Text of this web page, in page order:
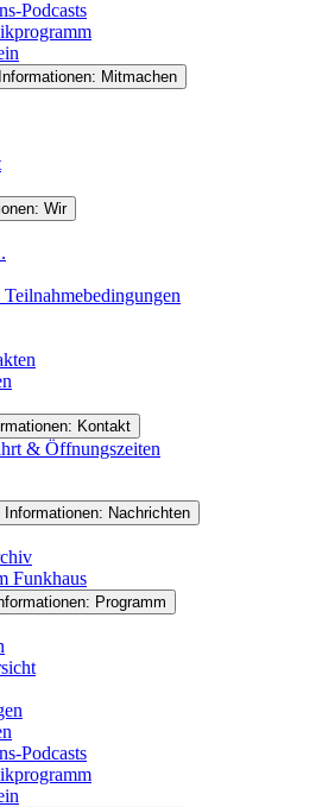
Podcasts
Mitmachen
Wir
Kontakt
& Öffnungszeiten
Informationen: Nachrichten
Funkhaus
Programm
Podcasts